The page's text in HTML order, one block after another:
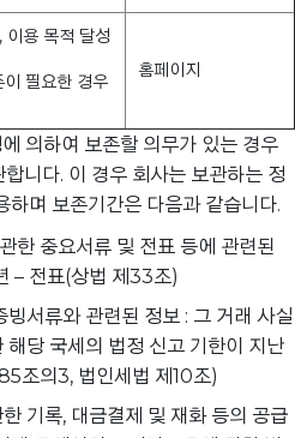
이용 목적 달성
이 필요한 경우
홈페이지
의하여 보존할 의무가 있는 경우
니다. 이 경우 회사는 보관하는 정
하며 보존기간은 다음과 같습니다.
한 중요서류 및 전표 등에 관련된
– 전표(상법 제33조)
서류와 관련된 정보 : 그 거래 사실
해당 국세의 법정 신고 기한이 지난
조의3, 법인세법 제10조)
기록, 대금결제 및 재화 등의 공급